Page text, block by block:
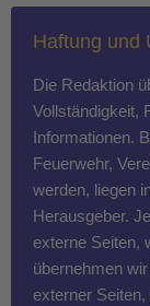
Haftung und
Die Redaktion
Vollständigkeit,
Informationen.
Feuerwehr,
werden, liegen
Herausgeber.
externe Seiten,
übernehmen
externer